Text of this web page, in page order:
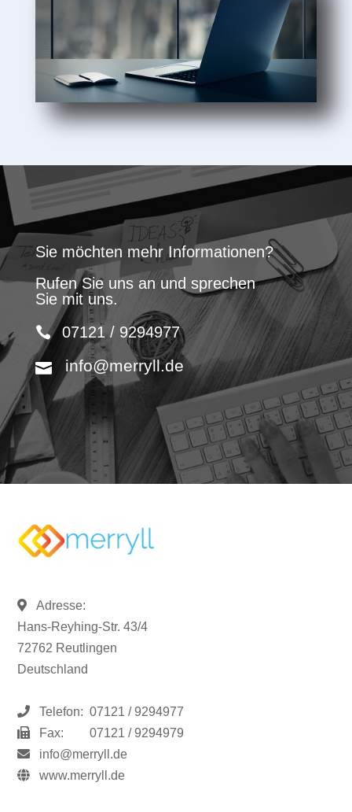
Sie möchten mehr Informationen?
Rufen Sie uns an und sprechen
Sie mit uns.
07121 / 9294977
info@merryll.de
Adresse:
Hans-Reyhing-Str. 43/4
72762 Reutlingen
Deutschland
Telefon: 07121 / 9294977
Fax:
07121 / 9294979
info@merryll.de
www.merryll.de